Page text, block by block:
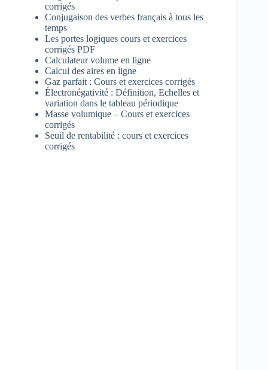
corrigés
Conjugaison des verbes français à tous les
temps
Les portes logiques cours et exercices
corrigés PDF
Calculateur volume en ligne
Calcul des aires en ligne
Gaz parfait : Cours et exercices corrigés
Électronégativité : Définition, Echelles et
variation dans le tableau périodique
Masse volumique – Cours et exercices
corrigés
Seuil de rentabilité : cours et exercices
corrigés